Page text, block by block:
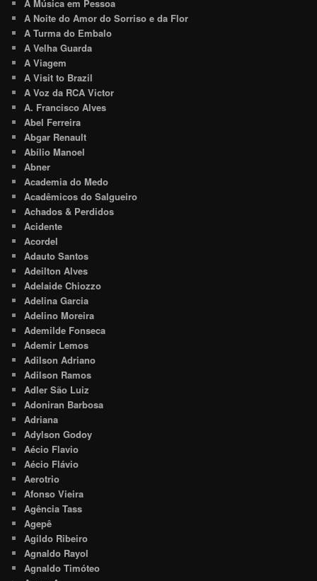
A Música em Pessoa
A Noite do Amor do Sorriso e da Flor
A Turma do Embalo
A Velha Guarda
A Viagem
A Visit to Brazil
A Voz da RCA Victor
A. Francisco Alves
Abel Ferreira
Abgar Renault
Abílio Manoel
Abner
Academia do Medo
Acadêmicos do Salgueiro
Achados & Perdidos
Acidente
Acordel
Adauto Santos
Adeilton Alves
Adelaide Chiozzo
Adelina Garcia
Adelino Moreira
Ademilde Fonseca
Ademir Lemos
Adilson Adriano
Adilson Ramos
Adler São Luiz
Adoniran Barbosa
Adriana
Adylson Godoy
Aécio Flavio
Aécio Flávio
Aerotrio
Afonso Vieira
Agência Tass
Agepê
Agildo Ribeiro
Agnaldo Rayol
Agnaldo Timóteo